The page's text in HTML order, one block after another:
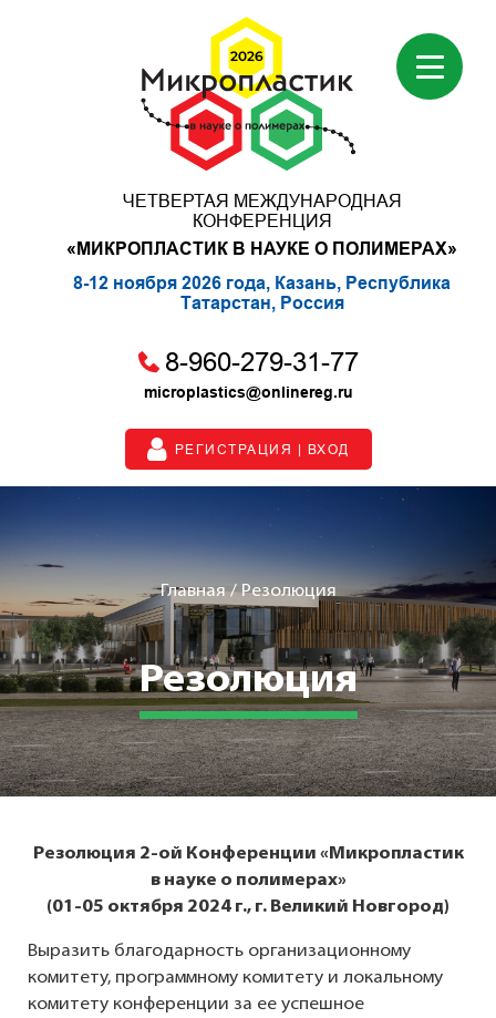
ЧЕТВЕРТАЯ МЕЖДУНАРОДНАЯ
КОНФЕРЕНЦИЯ
«МИКРОПЛАСТИК В НАУКЕ О ПОЛИМЕРАХ»
8-12 ноября 2026 года, Казань, Республика
Татарстан, Россия
8-960-279-31-77
microplastics@onlinereg.ru
РЕГИСТРАЦИЯ | ВХОД
Главная/Резолюция
Резолюция
Резолюция 2-ой Конференции «Микропластик
в науке о полимерах»
(01-05 октября 2024 г., г. Великий Новгород)
Выразить благодарность организационному
комитету, программному комитету и локальному
комитету конференции за ее успешное